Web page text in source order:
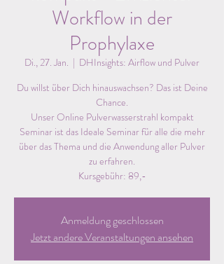
Workflow in der
Prophylaxe
Di., 27. Jan.
  |
DHInsights: Airflow und Pulver
Du willst über Dich hinauswachsen? Das ist Deine
Chance.
Unser Online Pulverwasserstrahl kompakt
Seminar ist das Ideale Seminar für alle die mehr
über das Thema und die Anwendung aller Pulver
zu erfahren.
Kursgebühr: 89,-
Anmeldung geschlossen
Jetzt andere Veranstaltungen ansehen